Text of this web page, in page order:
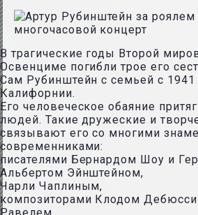
В трагические годы Второй
Освенциме погибли трое его
Сам Рубинштейн с семьей с 1941
Калифорнии.
Его человеческое обаяние
людей. Такие дружеские и
связывают его со многими
современниками:
писателями Бернардом Шоу и
Альбертом Эйнштейном,
Чарли Чаплиным,
композиторами Клодом